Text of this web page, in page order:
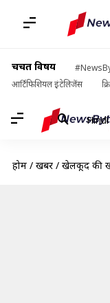
चर्चित विषय
आर्टिफिशियल इंटेलिजेंस
Hindi
होम / खबरें / खेलकूद की